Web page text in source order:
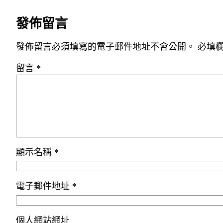
發佈留言
發佈留言必須填寫的電子郵件地址不會公開。 必填
留言 *
顯示名稱 *
電子郵件地址 *
個人網站網址